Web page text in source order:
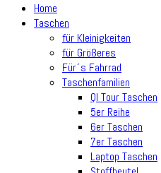
Home
Taschen
für Kleinigkeiten
für Größeres
Für´s Fahrrad
Taschenfamilien
Ql Tour Taschen
5er Reihe
6er Taschen
7er Taschen
Laptop Taschen